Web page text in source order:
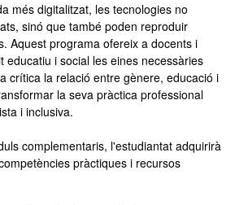
més digitalitzat, les tecnologies no
sinó que també poden reproduir
Aquest programa ofereix a docents i
educatiu i social les eines necessàries
crítica la relació entre gènere, educació i
la seva pràctica professional
i inclusiva.
complementaris, l'estudiantat adquirirà
pràctiques i recursos